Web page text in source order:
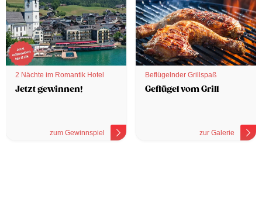
2 Nächte im Romantik Hotel
Jetzt gewinnen!
zum Gewinnspiel
Beflügelnder Grillspaß
Geflügel vom Grill
zur Galerie